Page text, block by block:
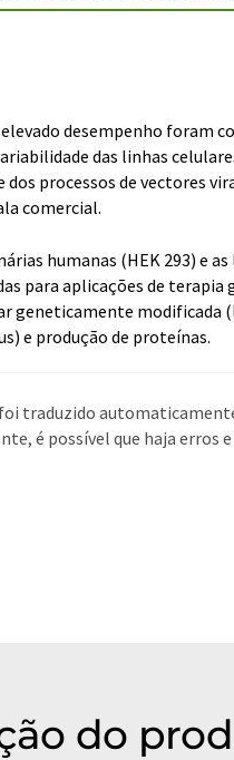
elevado desempenho foram
das linhas
dos processos de vectores
comercial.
humanas (HEK 293) e
para aplicações de terapia
geneticamente modificada
e produção de proteínas.
traduzido
é possível que haja erros
do